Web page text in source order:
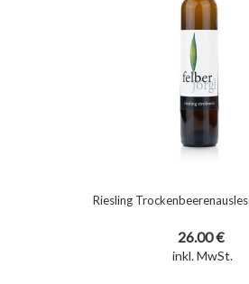
Riesling
26.00 €
inkl. MwSt.